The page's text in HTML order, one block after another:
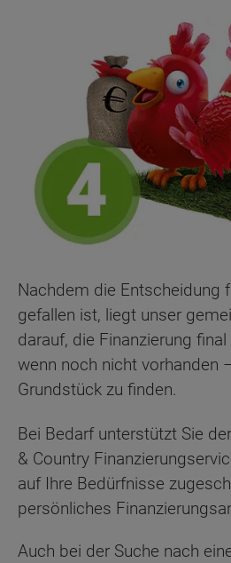
Nachdem die Entscheidung
gefallen ist, liegt unser
darauf, die Finanzierung
wenn noch nicht vorhanden
Grundstück zu finden.
Bei Bedarf unterstützt Sie
& Country
auf Ihre Bedürfnisse
persönliches
Auch bei der Suche nach